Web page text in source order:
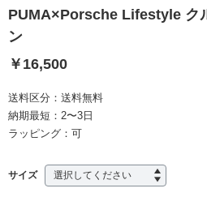
PUMA×Porsche Lifestyle ク
ン
￥16,500
送料区分： 送料無料
納期最短： 2〜3日
ラッピング： 可
サイズ